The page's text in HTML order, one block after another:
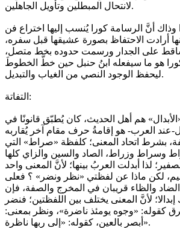
لانتحال المبطلين وتأويل الجاهلين.
وذاك أنَّ الرسامة كورا يُنسب إليها اختراع فن
أرادت الاحتفاظ بصورة عشيقها قبل سفره،
على الجدار ورسمت حدوده بخط متصل،
هو ما سيفعله ابنُ حنبل حين خطَّ الخطوطَ
ليحفظ الوجود النصي من الغياب والتبديل.
التفاتة:
هم أهل الحديث، كان يُطبّق قانونًا في
عند العرب- هو إقامةُ حرف مقام آخر يُقاربه
بشرط اتحاد المعنى؛ كلفظة «صراط» التي
وسراط وزراط، الصاد والسين والزاي كلها
لذا أبدلت العربُ بينها؛ لأنَّ المعنى واحد
لكن ماذا عن لفظتي «نظر ونضر» ؟ فعلى
والظاء قريبان في المخرج والصفة، فإن
لأنَّ المعنى يختلف بين اللفظتين؛ فنضر
كقوله: «وجوه يومئذ ناضرة»، ونظر بمعنى:
أبصر بالعين، كقوله: «إلى ربها ناظرة».